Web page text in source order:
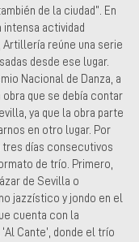
de la ciudad”. En
intensa actividad
Artillería reúne una serie
desde ese lugar.
Nacional de Danza, a
obra que se debía contar
ya que la obra parte
en otro lugar. Por
días consecutivos
de trío. Primero,
de Sevilla o
jazzístico y jondo en el
cuenta con la
Cante’, donde el trío